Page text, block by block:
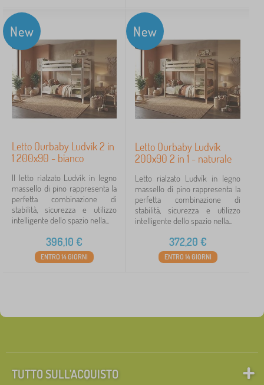
New
Letto Ourbaby Ludvík 2 in
1 200x90 - bianco
Il letto rialzato Ludvík in legno
massello di pino rappresenta la
perfetta combinazione di
stabilità, sicurezza e utilizzo
intelligente dello spazio nella...
396,10 €
ENTRO 14 GIORNI
New
Letto Ourbaby Ludvík
200x90 2 in 1 - naturale
Letto rialzato Ludvík in legno
massello di pino rappresenta la
perfetta combinazione di
stabilità, sicurezza e utilizzo
intelligente dello spazio nella...
372,20 €
ENTRO 14 GIORNI
TUTTO SULL’ACQUISTO